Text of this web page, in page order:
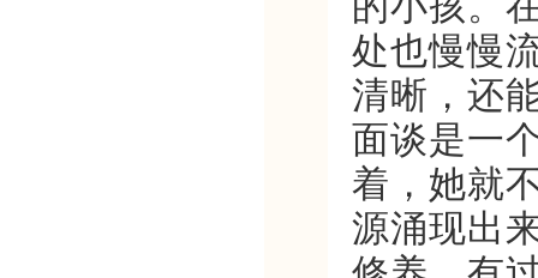
处也慢慢
清晰，还
面谈是一
着，她就
源涌现出